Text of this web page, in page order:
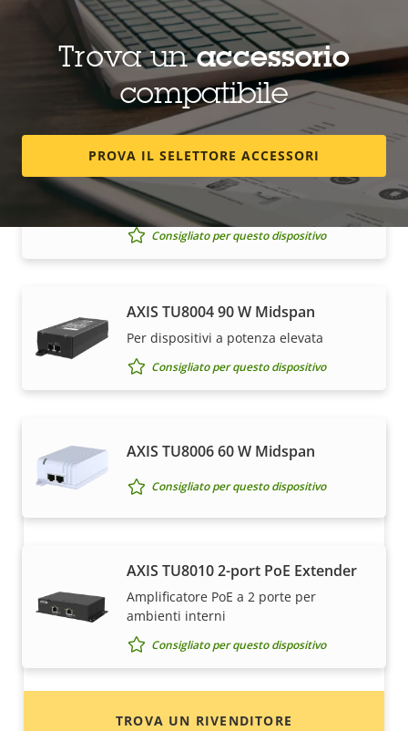
Protector
Per l'uso in ambienti interni o in un
alloggiamento
Consigliato per questo dispositivo
AXIS TU8002-E 90 W Midspan
Per installazioni a potenza elevata per
ambienti esterni
Consigliato per questo dispositivo
AXIS TU8004 90 W Midspan
Per dispositivi a potenza elevata
Consigliato per questo dispositivo
AXIS TU8006 60 W Midspan
Consigliato per questo dispositivo
AXIS TU8010 2-port PoE Extender
Amplificatore PoE a 2 porte per
ambienti interni
Consigliato per questo dispositivo
Alloggiamenti e armadietti
Trova unaccessorio
compatibile
PROVA IL SELETTORE ACCESSORI
Come acquistare
Le soluzioni Axis e i singoli prodotti vengono venduti
e installati da esperti dei nostri partner di fiducia.
Desideri acquistare i dispositivi Axis?
Trova rivenditori, integratori di sistema e
installatori di dispositivi e sistemi Axis.
TROVA UN RIVENDITORE